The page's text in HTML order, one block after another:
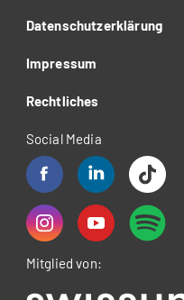
Datenschutzerklärung
Impressum
Rechtliches
Social Media
Mitglied von: